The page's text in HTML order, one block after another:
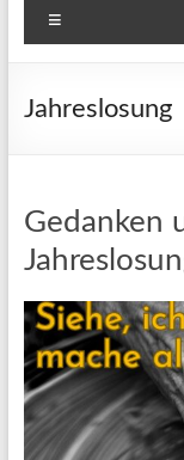
Jahreslosung
Gedanken